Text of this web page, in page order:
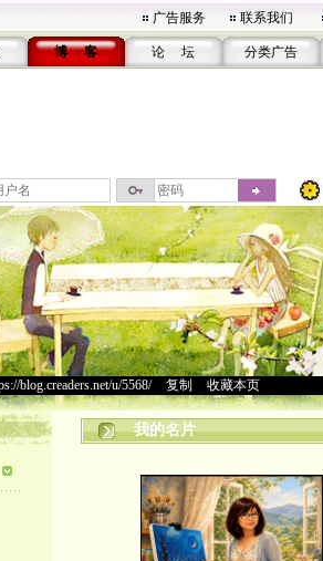
广告服务 联系我们
博 客 论 坛 分类广告
blog.creaders.net/u/5568/> 复制 收藏本页
我的名片